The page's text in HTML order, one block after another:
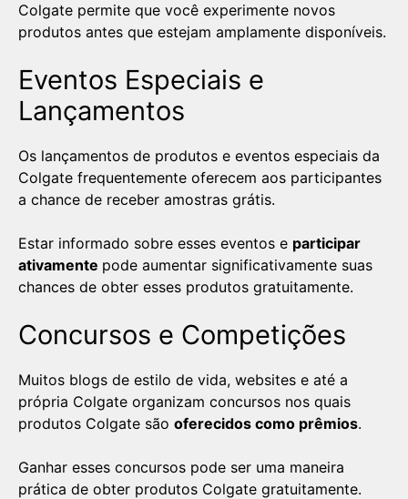
Colgate permite que você experimente novos
produtos antes que estejam amplamente disponíveis.
Eventos Especiais e
Lançamentos
Os lançamentos de produtos e eventos especiais da
Colgate frequentemente oferecem aos participantes
a chance de receber amostras grátis.
Estar informado sobre esses eventos e participar
ativamente pode aumentar significativamente suas
chances de obter esses produtos gratuitamente.
Concursos e Competições
Muitos blogs de estilo de vida, websites e até a
própria Colgate organizam concursos nos quais
produtos Colgate são oferecidos como prêmios.
Ganhar esses concursos pode ser uma maneira
prática de obter produtos Colgate gratuitamente.